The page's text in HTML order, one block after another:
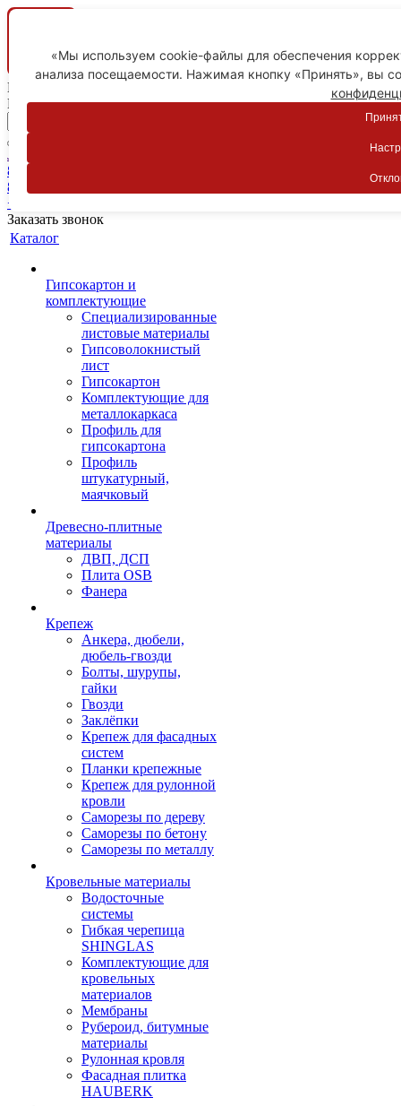
Ваш город
Пятигорск
Личный кабинет
8-800-775-59-89
8-800-775-59-89
+7 918 754-83-77
Заказать звонок
Каталог
Гипсокартон и
комплектующие
Специализированные
листовые материалы
Гипсоволокнистый
лист
Гипсокартон
Комплектующие для
металлокаркаса
Профиль для
гипсокартона
Профиль
штукатурный,
маячковый
Древесно-плитные
материалы
ДВП, ДСП
Плита OSB
Фанера
Крепеж
Анкера, дюбели,
дюбель-гвозди
Болты, шурупы,
гайки
Гвозди
Заклёпки
Крепеж для фасадных
систем
Планки крепежные
Крепеж для рулонной
кровли
Саморезы по дереву
Саморезы по бетону
Саморезы по металлу
Кровельные материалы
Водосточные
системы
Гибкая черепица
SHINGLAS
Комплектующие для
кровельных
материалов
Мембраны
Рубероид, битумные
материалы
Рулонная кровля
Фасадная плитка
HAUBERK
«Мы используем cookie-файлы для обеспечения
анализа посещаемости. Нажимая кнопку «Принять», вы